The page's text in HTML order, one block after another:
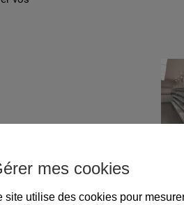
Superbe lot de
mes cookies
site utilise des cookies pour